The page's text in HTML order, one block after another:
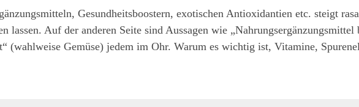
Gesundheitsboostern, exotischen Antioxidantien etc. steigt
lassen. Auf der anderen Seite sind Aussagen wie
(wahlweise Gemüse) jedem im Ohr. Warum es wichtig ist, Vitamine,